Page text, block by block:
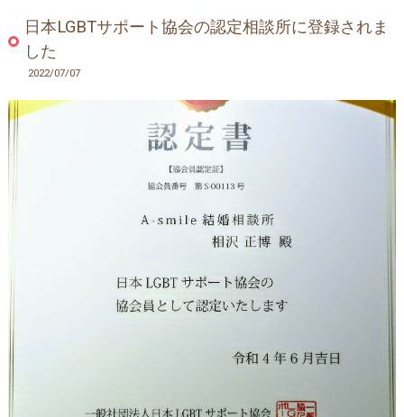
日本LGBTサポート協会の認定相談所に登録されま
した
2022/07/07